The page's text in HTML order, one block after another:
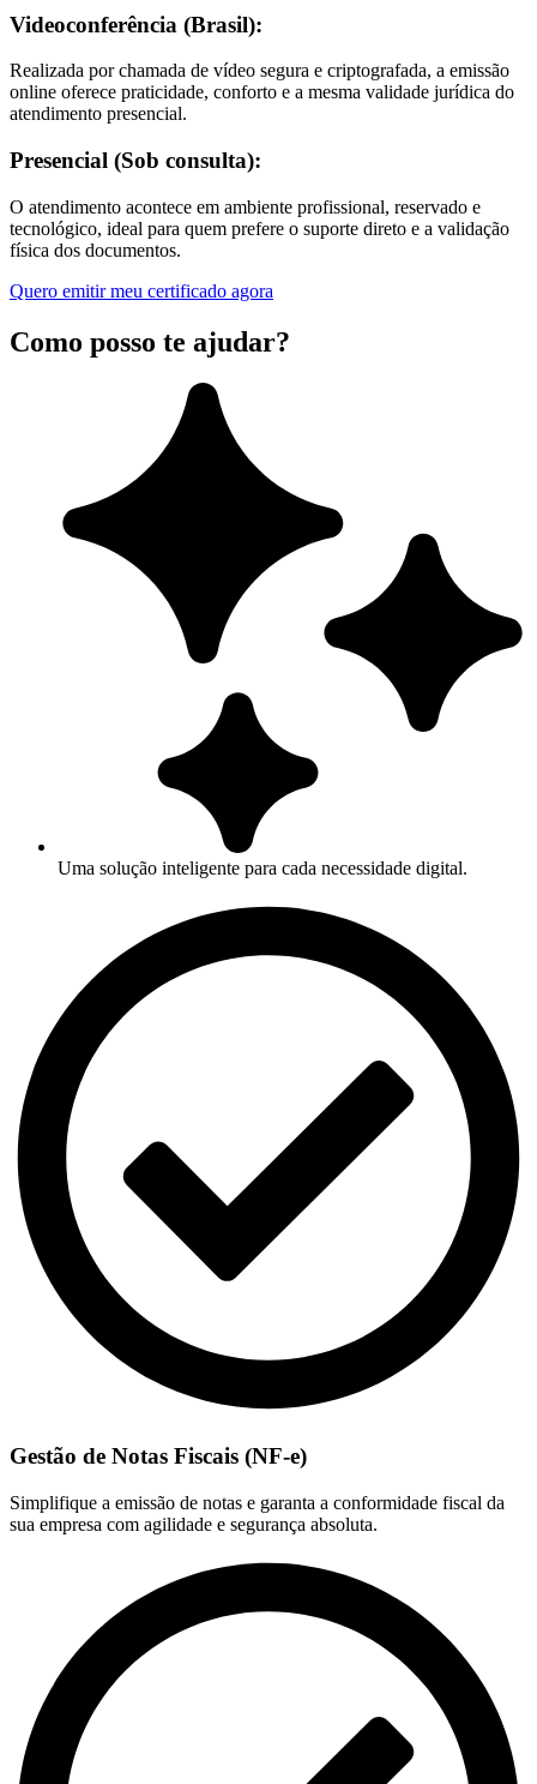
Videoconferência (Brasil):
Realizada por chamada de vídeo segura e criptografada, a emissão
online oferece praticidade, conforto e a mesma validade jurídica do
atendimento presencial.
Presencial (Sob consulta):
O atendimento acontece em ambiente profissional, reservado e
tecnológico, ideal para quem prefere o suporte direto e a validação
física dos documentos.
Quero emitir meu certificado agora
Como posso te ajudar?
Uma solução inteligente para cada necessidade digital.
Gestão de Notas Fiscais (NF-e)
Simplifique a emissão de notas e garanta a conformidade fiscal da
sua empresa com agilidade e segurança absoluta.